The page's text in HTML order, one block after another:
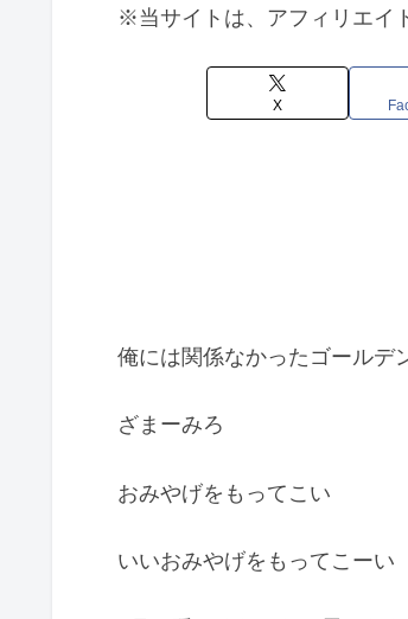
※当サイトは、アフィリエイ
X
俺には関係なかったゴールデ
ざまーみろ
おみやげをもってこい
いいおみやげをもってこーい